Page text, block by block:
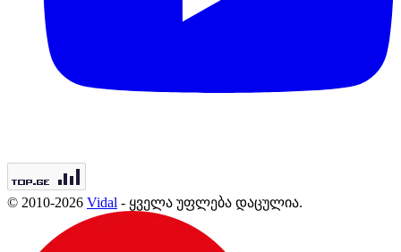
© 2010-2026 Vidal - ყველა უფლება დაცულია.